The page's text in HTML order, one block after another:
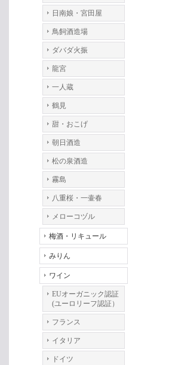
日南娘・宮田屋
鳥飼酒造場
ダバダ火振
龍宮
一人蔵
鶴見
甜・おこげ
朝日酒造
松の泉酒造
霧島
八重桜・一壷春
メローコヅル
梅酒・リキュール
みりん
ワイン
EUオーガニック認証
(ユーロリーフ認証）
フランス
イタリア
ドイツ